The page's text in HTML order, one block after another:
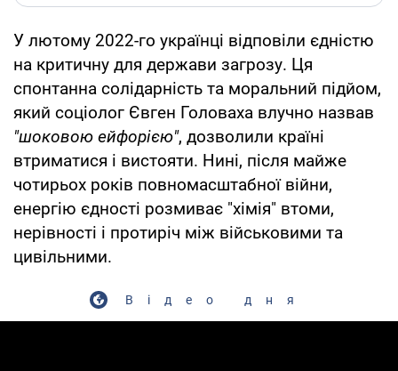
У лютому 2022-го українці відповіли єдністю
на критичну для держави загрозу. Ця
спонтанна солідарність та моральний підйом,
який соціолог Євген Головаха влучно назвав
"шоковою ейфорією", дозволили країні
втриматися і вистояти. Нині, після майже
чотирьох років повномасштабної війни,
енергію єдності розмиває "хімія" втоми,
нерівності і протиріч між військовими та
цивільними.
Відео дня